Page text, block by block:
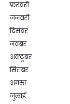
फ़रवरी
जनवरी
दिसंबर
नवंबर
अक्टूबर
सितंबर
अगस्त
जुलाई